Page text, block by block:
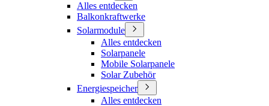
Alles entdecken
Balkonkraftwerke
Solarmodule
Alles entdecken
Solarpanele
Mobile Solarpanele
Solar Zubehör
Energiespeicher
Alles entdecken